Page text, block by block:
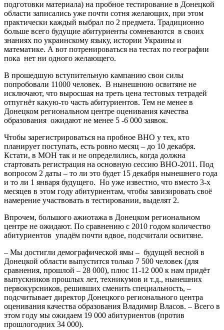
подготовки материала) на пробное тестирование в Донецкой
области записались уже почти сотня желающих, при этом
практически каждый выбрал по 2 предмета. Традиционно
больше всего будущие абитуриенты сомневаются в своих
знаниях по украинскому языку, истории Украины и
математике. А вот потренироваться на тестах по географии
пока нет ни одного желающего.
В прошедшую вступительную кампанию свои силы
попробовали 11000 человек. В нынешнюю освитяне не
исключают, что выросшая на треть цена тестовых тетрадей
отпугнёт какую-то часть абитуриентов. Тем не менее в
Донецком региональном центре оценивания качества
образования ожидают не менее 5 -6 000 заявок.
Чтобы зарегистрироваться на пробное ВНО у тех, кто
планирует поступать, есть ровно месяц – до 10 декабря.
Кстати, в МОН так и не определились, когда должна
стартовать регистрация на основную сессию ВНО-2011. Под
вопросом 2 даты – то ли это будет 15 декабря нынешнего года
и то ли 1 января будущего. Но уже известно, что вместо 3-х
месяцев в этом году абитуриентам, чтобы завизировать своё
намерение участвовать в тестировании, выделят 2.
Впрочем, большого ажиотажа в Донецком региональном
центре не ожидают. По сравнению с 2010 годом количество
абитуриентов упадём почти вдвое, подсчитали освитяне.
– Мы достигли демографической ямы – будущей весной в
Донецкой области выпустится только 7 500 человек (для
сравнения, прошлой – 28 000), плюс 11-12 000 к нам придёт
выпускников прошлых лет, техникумов и т.д., нынешних
первокурсников, решивших сменить специальность, –
подсчитывает директор Донецкого регионального центра
оценивания качества образования Владимир Власов. – Всего в
этом году мы ожидаем 19 000 абитуриентов (против
прошлогодних 34 000).